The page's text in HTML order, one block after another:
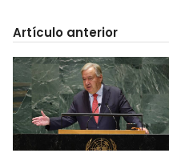
Artículo anterior